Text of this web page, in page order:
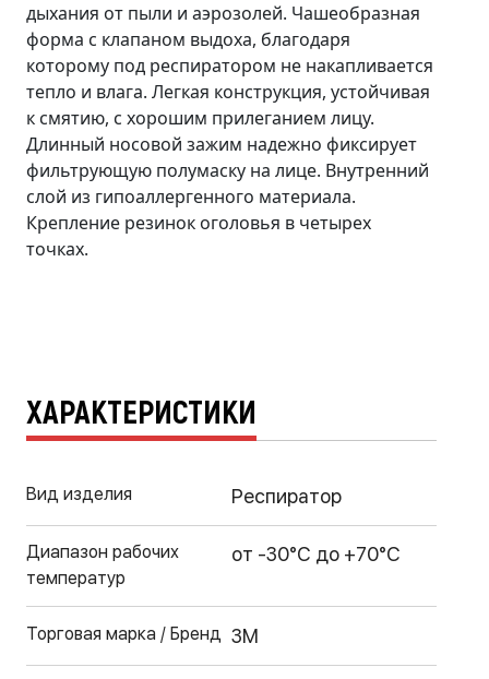
дыхания от пыли и аэрозолей. Чашеобразная
форма с клапаном выдоха, благодаря
которому под респиратором не накапливается
тепло и влага. Легкая конструкция, устойчивая
к смятию, с хорошим прилеганием лицу.
Длинный носовой зажим надежно фиксирует
фильтрующую полумаску на лице. Внутренний
слой из гипоаллергенного материала.
Крепление резинок оголовья в четырех
точках.
ХАРАКТЕРИСТИКИ
Вид изделия Респиратор
Диапазон рабочих
температур
от -30°С до +70°С
Торговая марка / Бренд 3М